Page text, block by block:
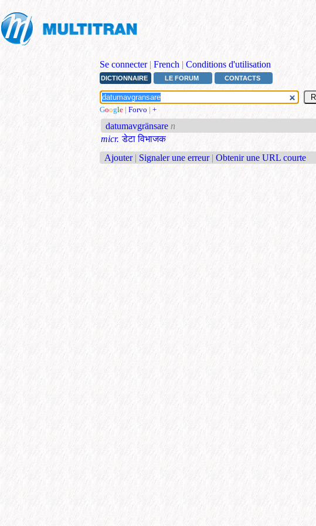
Se connecter | French | Conditions d'utilisation
DICTIONNAIRE LE FORUM CONTACTS
Google | Forvo | +
datumavgränsare n
micr. डेटा विभाजक
Ajouter | Signaler une erreur | Obtenir une URL courte